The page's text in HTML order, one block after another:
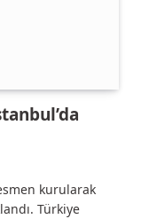
kurularak
Türkiye